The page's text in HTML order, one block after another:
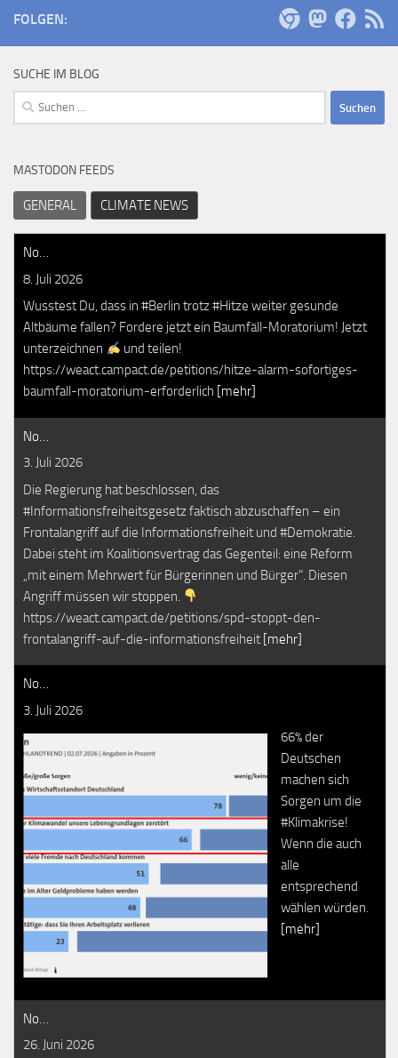
FOLGEN:
SUCHE IM BLOG
Suchen
nach:
MASTODON FEEDS
GENERAL CLIMATE NEWS
No…
8. Juli 2026
Wusstest Du, dass in #Berlin trotz #Hitze weiter gesunde
Altbäume fallen? Fordere jetzt ein Baumfäll-Moratorium! Jetzt
unterzeichnen
und teilen!
https://weact.campact.de/petitions/hitze-alarm-sofortiges-
baumfall-moratorium-erforderlich [mehr]
No…
3. Juli 2026
Die Regierung hat beschlossen, das
#Informationsfreiheitsgesetz faktisch abzuschaffen – ein
Frontalangriff auf die Informationsfreiheit und #Demokratie.
Dabei steht im Koalitionsvertrag das Gegenteil: eine Reform
„mit einem Mehrwert für Bürgerinnen und Bürger". Diesen
Angriff müssen wir stoppen.
https://weact.campact.de/petitions/spd-stoppt-den-
frontalangriff-auf-die-informationsfreiheit [mehr]
No…
3. Juli 2026
66% der
Deutschen
machen sich
Sorgen um die
#Klimakrise!
Wenn die auch
alle
entsprechend
wählen würden.
[mehr]
No…
26. Juni 2026